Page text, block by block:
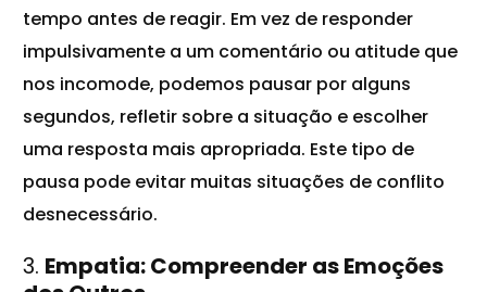
tempo antes de reagir. Em vez de responder
impulsivamente a um comentário ou atitude que
nos incomode, podemos pausar por alguns
segundos, refletir sobre a situação e escolher
uma resposta mais apropriada. Este tipo de
pausa pode evitar muitas situações de conflito
desnecessário.
3. Empatia: Compreender as Emoções